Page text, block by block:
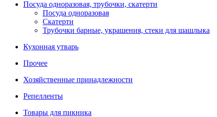
Посуда одноразовая, трубочки, скатерти
Посуда одноразовая
Скатерти
Трубочки барные, украшения, стеки для шашлыка
Кухонная утварь
Прочее
Хозяйственные принадлежности
Репелленты
Товары для пикника